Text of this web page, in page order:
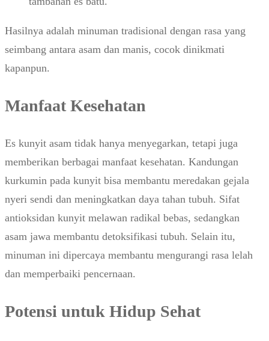
Hasilnya adalah minuman tradisional dengan rasa yang
seimbang antara asam dan manis, cocok dinikmati
kapanpun.
Manfaat Kesehatan
Es kunyit asam tidak hanya menyegarkan, tetapi juga
memberikan berbagai manfaat kesehatan. Kandungan
kurkumin pada kunyit bisa membantu meredakan gejala
nyeri sendi dan meningkatkan daya tahan tubuh. Sifat
antioksidan kunyit melawan radikal bebas, sedangkan
asam jawa membantu detoksifikasi tubuh. Selain itu,
minuman ini dipercaya membantu mengurangi rasa lelah
dan memperbaiki pencernaan.
Potensi untuk Hidup Sehat